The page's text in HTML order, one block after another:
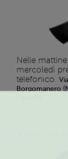
Nelle
mercoledì
telefonico.
Borgomanero